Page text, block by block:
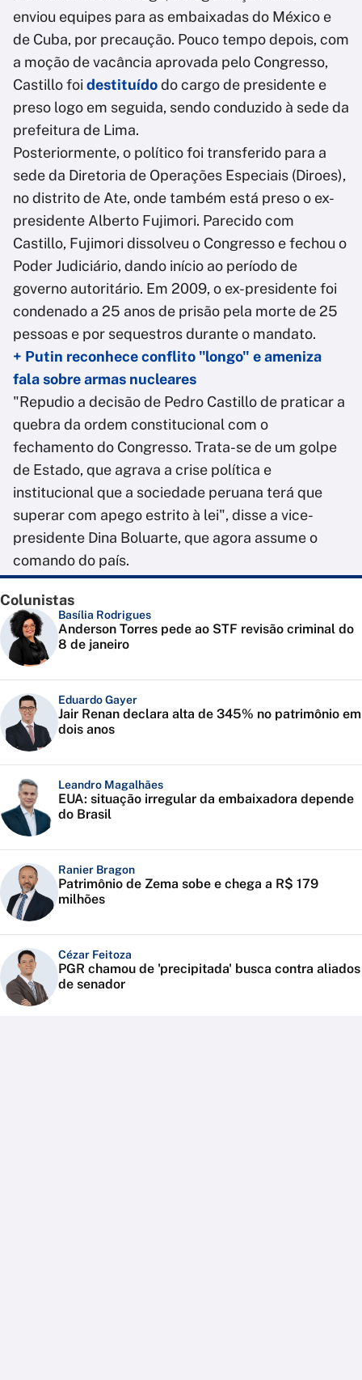
enviou equipes para as embaixadas do México e
de Cuba, por precaução. Pouco tempo depois, com
a moção de vacância aprovada pelo Congresso,
Castillo foi destituídodo cargo de presidente e
preso logo em seguida, sendo conduzido à sede da
prefeitura de Lima.
Posteriormente, o político foi transferido para a
sede da Diretoria de Operações Especiais (Diroes),
no distrito de Ate, onde também está preso o ex-
presidente Alberto Fujimori. Parecido com
Castillo, Fujimori dissolveu o Congresso e fechou o
Poder Judiciário, dando início ao período de
governo autoritário. Em 2009, o ex-presidente foi
condenado a 25 anos de prisão pela morte de 25
pessoas e por sequestros durante o mandato.
+ Putin reconhece conflito "longo" e ameniza
fala sobre armas nucleares
"Repudio a decisão de Pedro Castillo de praticar a
quebra da ordem constitucional com o
fechamento do Congresso. Trata-se de um golpe
de Estado, que agrava a crise política e
institucional que a sociedade peruana terá que
superar com apego estrito à lei", disse a vice-
presidente Dina Boluarte, que agora assume o
comando do país.
Colunistas
Basília Rodrigues
Anderson Torres pede ao STF revisão criminal do
8 de janeiro
Eduardo Gayer
Jair Renan declara alta de 345% no patrimônio em
dois anos
Leandro Magalhães
EUA: situação irregular da embaixadora depende
do Brasil
Ranier Bragon
Patrimônio de Zema sobe e chega a R$ 179
milhões
Cézar Feitoza
PGR chamou de 'precipitada' busca contra aliados
de senador